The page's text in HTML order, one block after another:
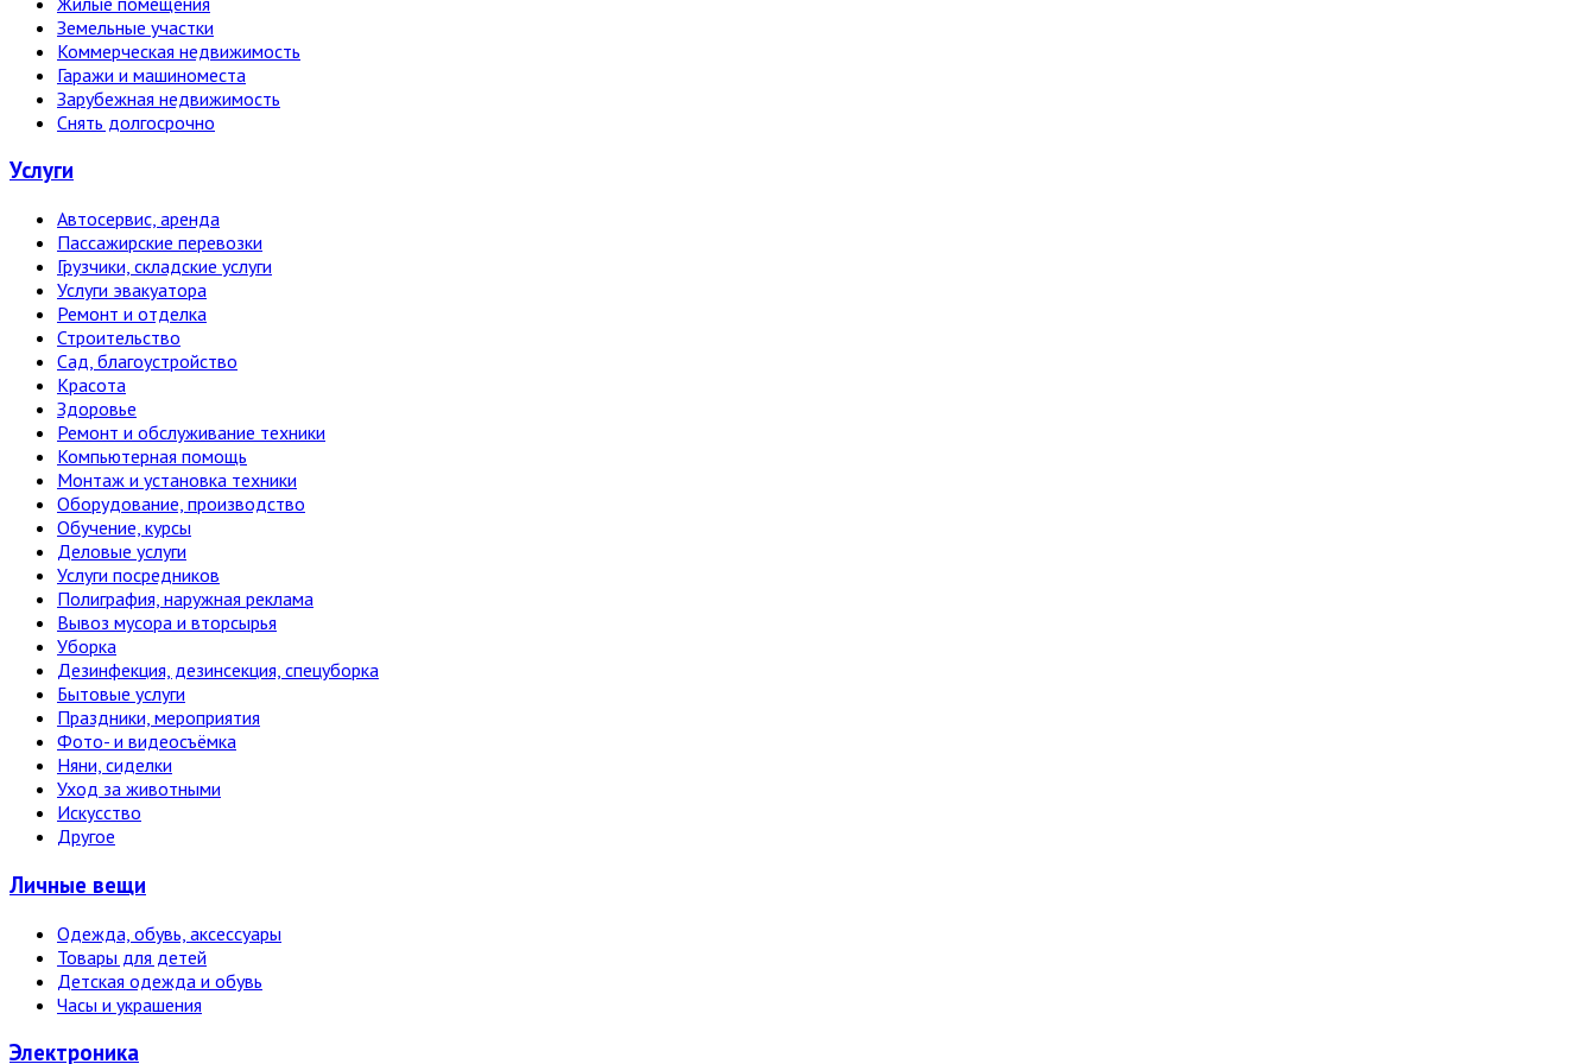
Земельные участки
Коммерческая недвижимость
Гаражи и машиноместа
Зарубежная недвижимость
Снять долгосрочно
Услуги
Автосервис, аренда
Пассажирские перевозки
Грузчики, складские услуги
Услуги эвакуатора
Ремонт и отделка
Строительство
Сад, благоустройство
Красота
Здоровье
Ремонт и обслуживание техники
Компьютерная помощь
Монтаж и установка техники
Оборудование, производство
Обучение, курсы
Деловые услуги
Услуги посредников
Полиграфия, наружная реклама
Вывоз мусора и вторсырья
Уборка
Дезинфекция, дезинсекция, спецуборка
Бытовые услуги
Праздники, мероприятия
Фото- и видеосъёмка
Няни, сиделки
Уход за животными
Искусство
Другое
Личные вещи
Одежда, обувь, аксессуары
Товары для детей
Детская одежда и обувь
Часы и украшения
Электро­ника